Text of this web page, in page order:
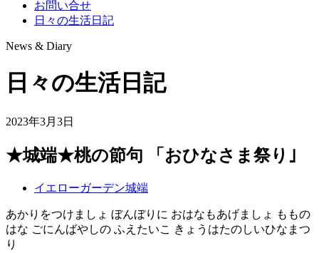
お問い合せ
日々の生活日記
News & Diary
日々の生活日記
2023年3月3日
★城端★桃の節句 「おひなさま祭り｣
イエローガーデン城端
あかりをつけましょ ぼんぼりに おはなもあげましょ ももの
はな ごにんばやしの ふえたいこ きょうはたのしいひなまつ
り